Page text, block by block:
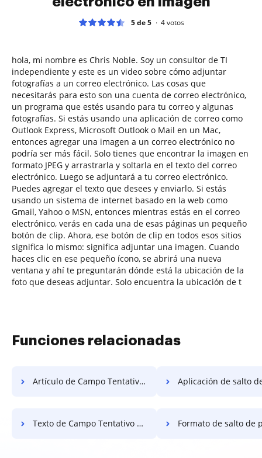
5 de 5 4votos
hola, mi nombre es Chris Noble. Soy un consultor de TI
independiente y este es un video sobre cómo adjuntar
fotografías a un correo electrónico. Las cosas que
necesitarás para esto son una cuenta de correo electrónico,
un programa que estés usando para tu correo y algunas
fotografías. Si estás usando una aplicación de correo como
Outlook Express, Microsoft Outlook o Mail en un Mac,
entonces agregar una imagen a un correo electrónico no
podría ser más fácil. Solo tienes que encontrar la imagen en
formato JPEG y arrastrarla y soltarla en el texto del correo
electrónico. Luego se adjuntará a tu correo electrónico.
Puedes agregar el texto que desees y enviarlo. Si estás
usando un sistema de internet basado en la web como
Gmail, Yahoo o MSN, entonces mientras estás en el correo
electrónico, verás en cada una de esas páginas un pequeño
botón de clip. Ahora, ese botón de clip en todos esos sitios
significa lo mismo: significa adjuntar una imagen. Cuando
haces clic en ese pequeño ícono, se abrirá una nueva
ventana y ahí te preguntarán dónde está la ubicación de la
foto que deseas adjuntar. Solo encuentra la ubicación de t
Funciones relacionadas
Artículo de Campo Tentativo de Gráfico Gratis Aplicación de salto de página del
Texto de Campo Tentativo del Gráfico Gratis Formato de salto de página del